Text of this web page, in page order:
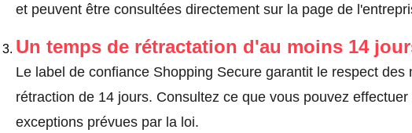
et peuvent être consultées directement sur la page de
Un temps de rétractation d'au moins 14
Le label de confiance Shopping Secure garantit le respect
rétraction de 14 jours. Consultez ce que vous pouvez
exceptions prévues par la loi.